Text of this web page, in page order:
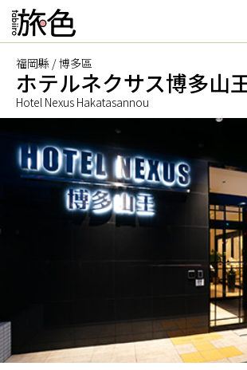
福岡縣 / 博多區
ホテルネクサス博多山
Hotel Nexus Hakatasannou